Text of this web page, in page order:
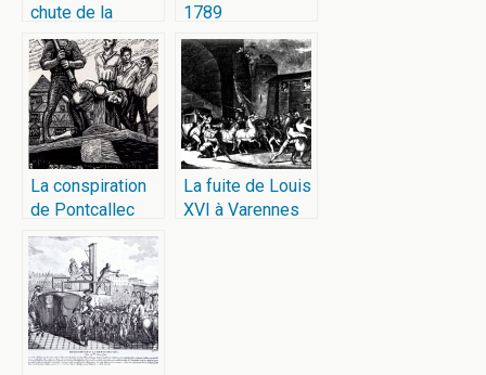
chute de la
monarchie
1789
La conspiration
de Pontcallec
La fuite de Louis
XVI à Varennes